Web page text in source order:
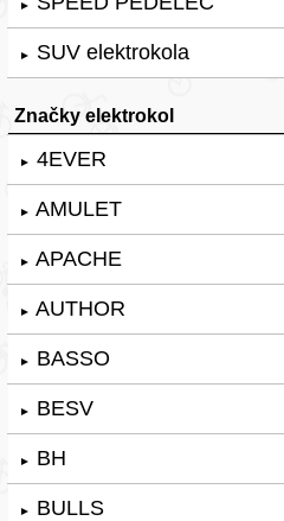
►
► SUV elektrokola
Značky elektrokol
► 4EVER
► AMULET
► APACHE
► AUTHOR
► BASSO
► BESV
► BH
► BULLS